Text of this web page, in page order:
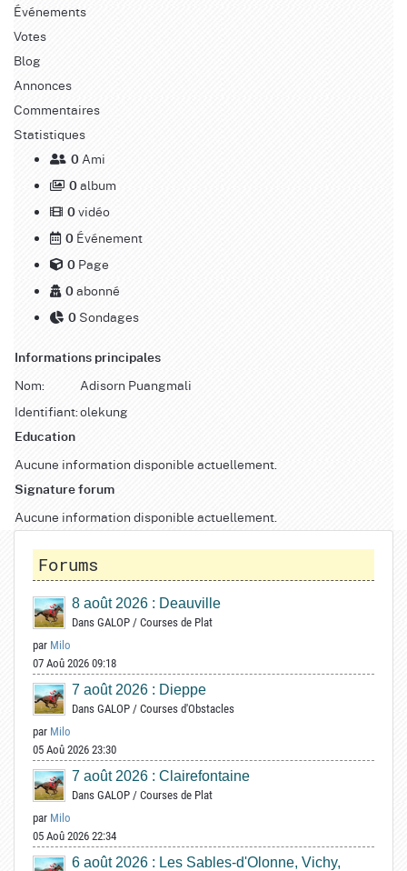
Événements
Votes
Blog
Annonces
Commentaires
Statistiques
0 Ami
0 album
0 vidéo
0 Événement
0 Page
0 abonné
0 Sondages
Informations principales
Nom:
Adisorn Puangmali
Identifiant:olekung
Education
Aucune information disponible actuellement.
Signature forum
Aucune information disponible actuellement.
Forums
8 août 2026 : Deauville
Dans GALOP / Courses de Plat
par Milo
07 Aoû 2026 09:18
7 août 2026 : Dieppe
Dans GALOP / Courses d'Obstacles
par Milo
05 Aoû 2026 23:30
7 août 2026 : Clairefontaine
Dans GALOP / Courses de Plat
par Milo
05 Aoû 2026 22:34
6 août 2026 : Les Sables-d'Olonne, Vichy,